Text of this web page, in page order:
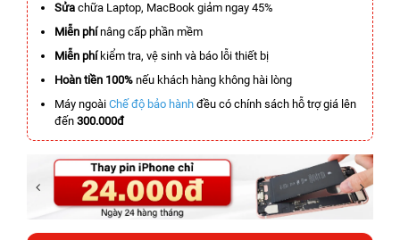
Sửa chữa Laptop, MacBook giảm ngay 45%
Miễn phínâng cấp phần mềm
Miễn phíkiểm tra, vệ sinh và báo lỗi thiết bị
Hoàn tiền 100% nếu khách hàng không hài lòng
Máy ngoài Chế độ bảo hành đều có chính sách hỗ trợ giá lên
đến 300.000đ